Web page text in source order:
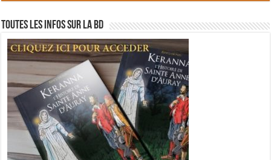
Toutes les infos sur la BD